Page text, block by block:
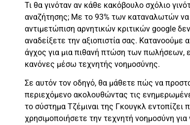
Τι θα γινόταν αν κάθε κακόβουλο σχόλιο
αναζήτησης; Με το 93% των καταναλωτών να
αντιμετώπιση αρνητικών κριτικών google
αναδείξετε την αξιοπιστία σας.
άγχος για μια πιθανή πτώση των πωλήσεων,
κανόνες μέσω τεχνητής νοημοσύνης.
Σε αυτόν τον οδηγό, θα μάθετε πώς να
περιεχόμενο ακολουθώντας τις
το σύστημα Τζέμιναι της Γκουγκλ
χρησιμοποιήσετε την τεχνητή νοημοσύνη